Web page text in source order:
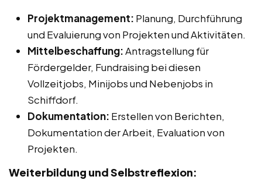
Projektmanagement: Planung, Durchführung
und Evaluierung von Projekten und Aktivitäten.
Mittelbeschaffung:Antragstellung für
Fördergelder, Fundraising bei diesen
Vollzeitjobs, Minijobs und Nebenjobs in
Schiffdorf.
Dokumentation: Erstellen von Berichten,
Dokumentation der Arbeit, Evaluation von
Projekten.
Weiterbildung und Selbstreflexion: